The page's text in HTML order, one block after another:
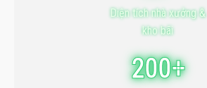
Diện tích nhà xưởng &
kho bãi
200+